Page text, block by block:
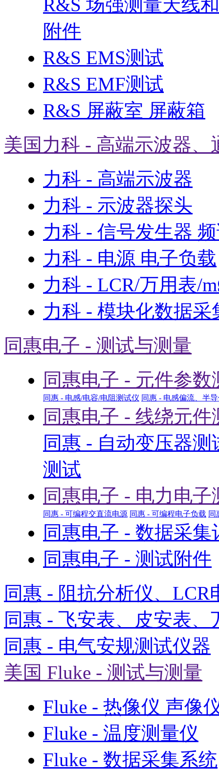
R&S 场强测量天线
附件
R&S EMS测试
R&S EMF测试
R&S 屏蔽室 屏蔽箱
美国力科 - 高端示波器、
力科 - 高端示波器
力科 - 示波器探头
力科 - 信号发生器
力科 - 电源 电子负载
力科 - LCR/万用表/
力科 - 模块化数据采
同惠电子 - 测试与测量
同惠电子 - 元件参数
同惠 - 电感/电容/电阻测试仪 同惠 - 电感偏流、半
同惠电子 - 线绕元件
同惠 - 自动变压器测
测试
同惠电子 - 电力电子
同惠 - 可编程交直流电源 同惠 - 可编程电子负载 同
同惠电子 - 数据采集
同惠电子 - 测试附件
同惠 - 阻抗分析仪、LCR
同惠 - 飞安表、皮安表、
同惠 - 电气安规测试仪器
美国 Fluke - 测试与测量
Fluke - 热像仪 声像
Fluke - 温度测量仪
Fluke - 数据采集系统